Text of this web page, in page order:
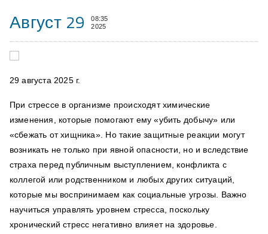
Август 29
08:35
2025
29 августа 2025 г.
При стрессе в организме происходят химические
изменения, которые помогают ему «убить добычу» или
«сбежать от хищника». Но такие защитные реакции могут
возникать не только при явной опасности, но и вследствие
страха перед публичным выступлением, конфликта с
коллегой или родственником и любых других ситуаций,
которые мы воспринимаем как социальные угрозы. Важно
научиться управлять уровнем стресса, поскольку
хронический стресс негативно влияет на здоровье.